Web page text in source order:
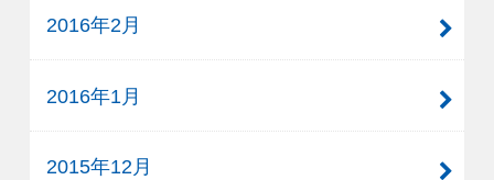
2016年2月
2016年1月
2015年12月